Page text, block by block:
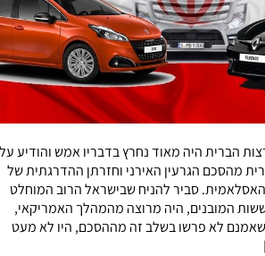
הברית היה מאוד נחרץ בדבריו אמש והודיע על
מהסכם הגרעין האירני וחזרתן ההדרגתית של
סביר להניח שבישראל הרוב המוחלט
המובנים, היה מרוצה מהמהלך האמריקאי,
לא פרשו בשלב זה מההסכם, היו לא מעט